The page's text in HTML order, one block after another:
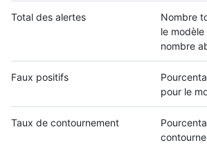
Total des alertes
Nombre
le
nombre
Faux positifs
pour le
Taux de contournement